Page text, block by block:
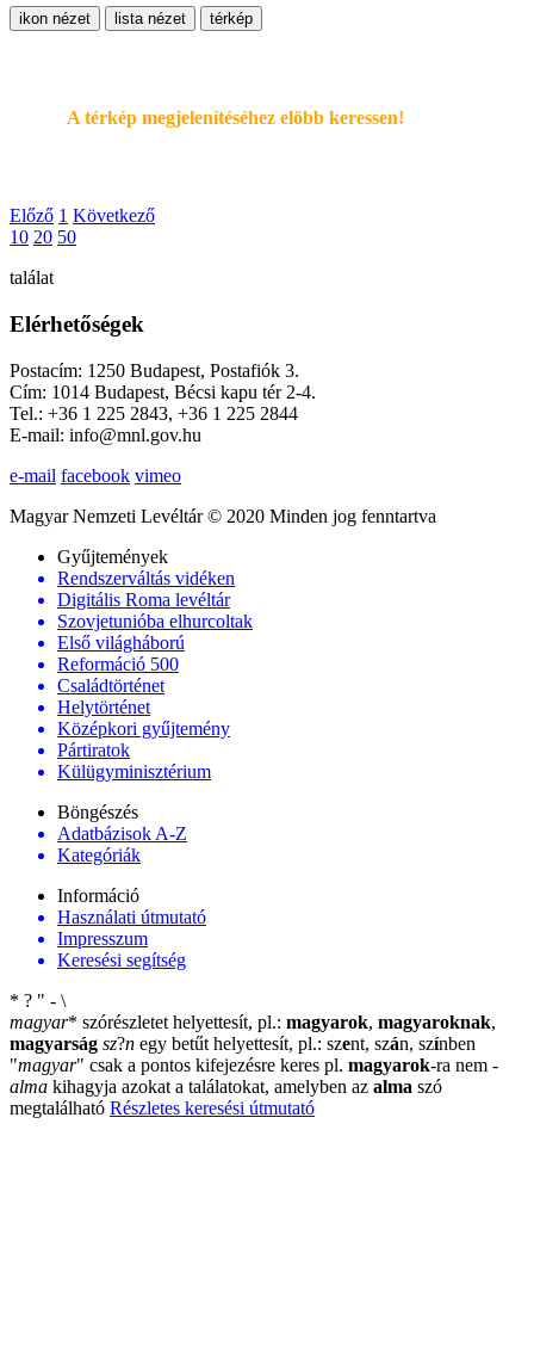
ikon nézet lista nézet térkép
A térkép megjelenítéséhez elöbb keressen!
Előző 1 Következő
10 20 50
találat
Elérhetőségek
Postacím: 1250 Budapest, Postafiók 3.
Cím: 1014 Budapest, Bécsi kapu tér 2-4.
Tel.: +36 1 225 2843, +36 1 225 2844
E-mail: info@mnl.gov.hu
e-mail facebook vimeo
Magyar Nemzeti Levéltár © 2020 Minden jog fenntartva
Gyűjtemények
Rendszerváltás vidéken
Digitális Roma levéltár
Szovjetunióba elhurcoltak
Első világháború
Reformáció 500
Családtörténet
Helytörténet
Középkori gyűjtemény
Pártiratok
Külügyminisztérium
Böngészés
Adatbázisok A-Z
Kategóriák
Információ
Használati útmutató
Impresszum
Keresési segítség
* ? " - \
magyar* szórészletet helyettesít, pl.: magyarok, magyaroknak,
magyarság sz?n egy betűt helyettesít, pl.: szent, szán, színben
"magyar" csak a pontos kifejezésre keres pl. magyarok-ra nem -
alma kihagyja azokat a találatokat, amelyben az alma szó
megtalálható Részletes keresési útmutató